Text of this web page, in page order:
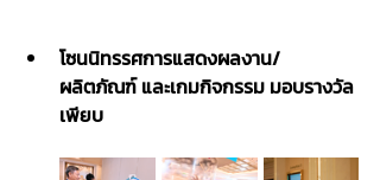
โซนนิทรรศการแสดงผลงาน/
ผลิตภัณฑ์ และเกมกิจกรรม มอบรางวัล
เพียบ